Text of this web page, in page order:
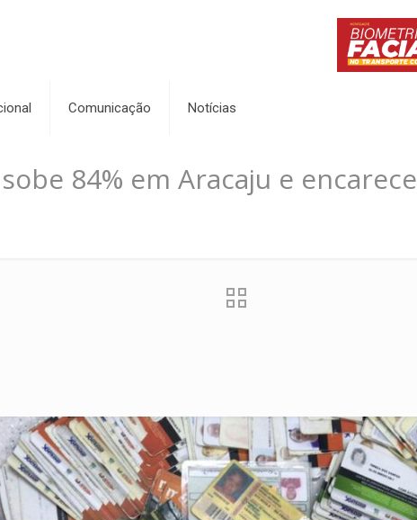
Comunicação Notícias
84% em Aracaju e encarece